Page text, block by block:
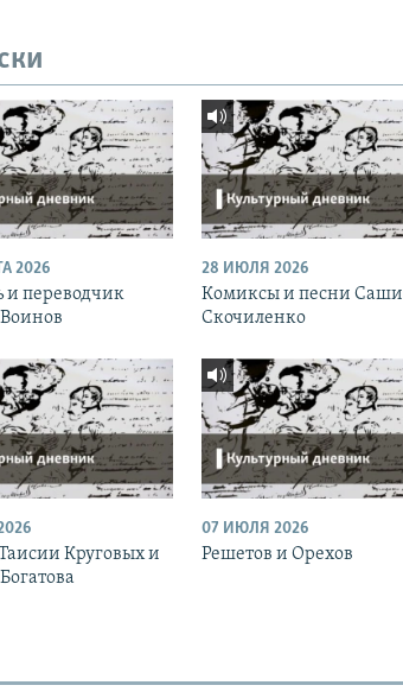
2026
и переводчик
28 ИЮЛЯ 2026
Комиксы и песни Саши
Скочиленко
Круговых и
07 ИЮЛЯ 2026
Решетов и Орехов